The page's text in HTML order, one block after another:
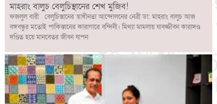
মাহরাং বালুচ বেলুচিস্থানের শেখ মুজিব!
ফজলুল বারী বেলুচিস্তানের স্বাধীনতা আন্দোলনের নেত্রী ডা: মাহরাং বালুচ আজ
বঙ্গবন্ধুর মতোই পাকিস্তানের কারাগারে বন্দিনী। মিথ্যা মামলায় যাবজ্জীবন কারাদণ্ড
দণ্ডিত হয়ে মানবেতর জীবন যাপন